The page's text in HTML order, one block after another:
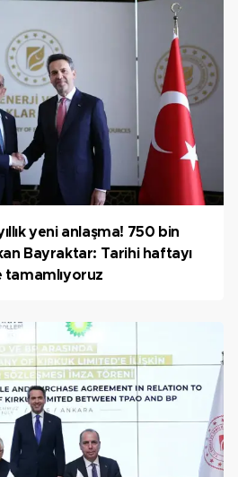
yeni anlaşma! 750 bin
Bayraktar: Tarihi haftayı
tamamlıyoruz